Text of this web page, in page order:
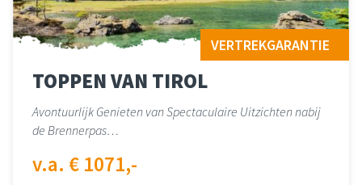
TOPPEN VAN TIROL
VERTREKGARANTIE
Avontuurlijk Genieten van Spectaculaire Uitzichten nabij
de Brennerpas…
v.a. € 1071,-